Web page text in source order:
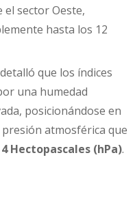
sector Oeste,
hasta los 12
que los índices
una humedad
posicionándose en
atmosférica que
Hectopascales (hPa).